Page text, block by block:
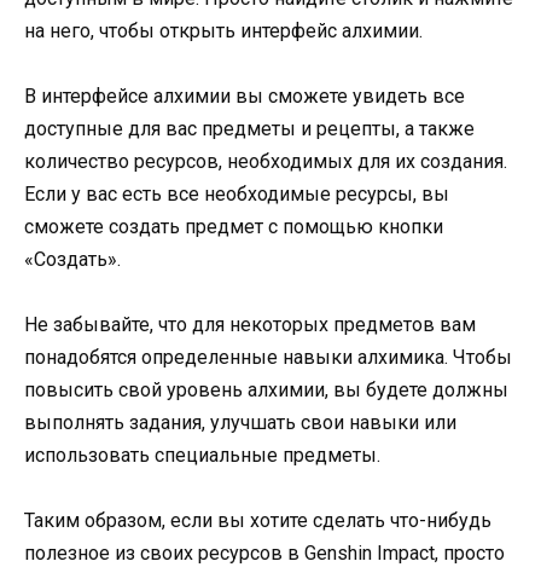
на него, чтобы открыть интерфейс алхимии.
В интерфейсе алхимии вы сможете увидеть все
доступные для вас предметы и рецепты, а также
количество ресурсов, необходимых для их создания.
Если у вас есть все необходимые ресурсы, вы
сможете создать предмет с помощью кнопки
«Создать».
Не забывайте, что для некоторых предметов вам
понадобятся определенные навыки алхимика. Чтобы
повысить свой уровень алхимии, вы будете должны
выполнять задания, улучшать свои навыки или
использовать специальные предметы.
Таким образом, если вы хотите сделать что-нибудь
полезное из своих ресурсов в Genshin Impact, просто